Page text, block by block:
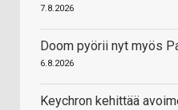
7.8.2026
Doom pyörii nyt myös
6.8.2026
Keychron kehittää